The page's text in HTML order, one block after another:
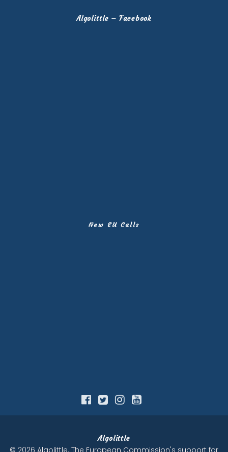
Algolittle – Facebook
New EU Calls
Algolittle
© 2026 Algolittle. The European Commission's support for